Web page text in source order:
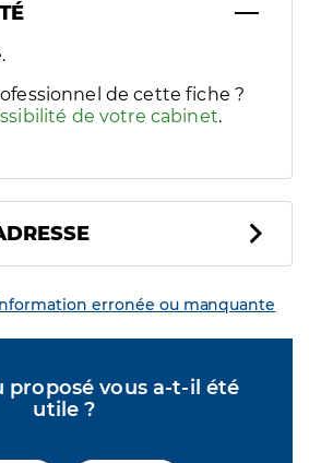
plusieurs handicaps/besoins
de cette fiche ?
de votre cabinet.
erronée ou manquante
proposé vous a-t-il été
utile ?